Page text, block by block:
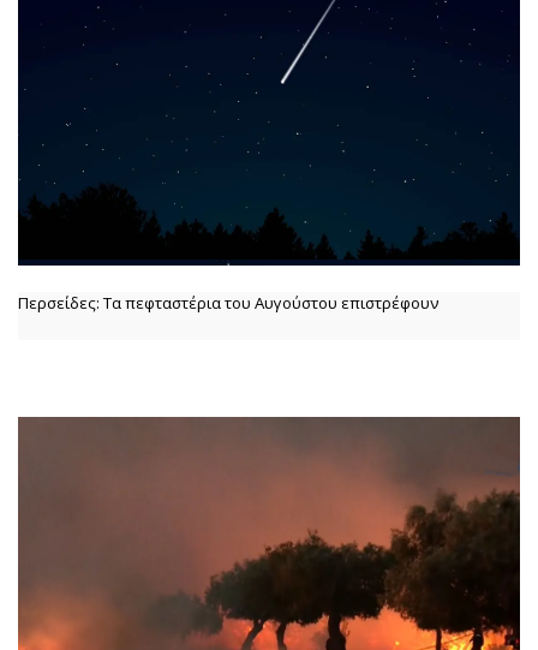
Περσείδες: Τα πεφταστέρια του Αυγούστου επιστρέφουν